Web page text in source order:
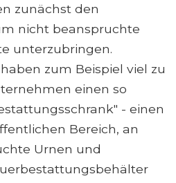
zunächst den
nicht beanspruchte
unterzubringen.
zum Beispiel viel zu
einen so
- einen
Bereich, an
Urnen und